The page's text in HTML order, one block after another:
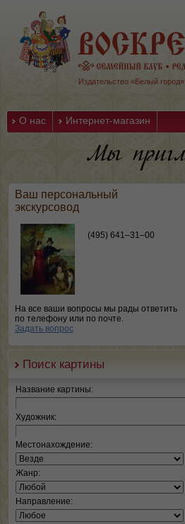
Издательство «Белый город»
О нас Интернет-магазин
Ваш персональный
экскурсовод
(495) 641–31–00
На все ваши вопросы мы рады ответить
по телефону или по почте.
Задать вопрос
Поиск картины
Название картины:
Художник:
Местонахождение:
Жанр:
Направление: